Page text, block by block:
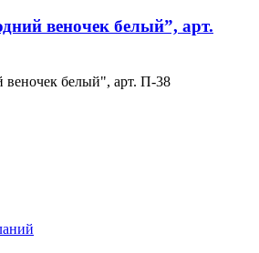
веночек белый”, арт.
веночек белый", арт. П-38